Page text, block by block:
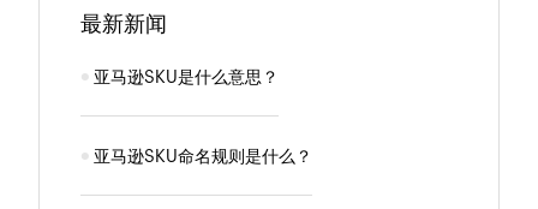
最新新闻
亚马逊SKU是什么意思？
亚马逊SKU命名规则是什么？